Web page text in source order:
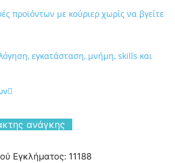
προϊόντων με κούριερ χωρίς να βγείτε
εγκατάσταση, μνήμη, skills και
ανάγκης
Εγκλήματος: 11188